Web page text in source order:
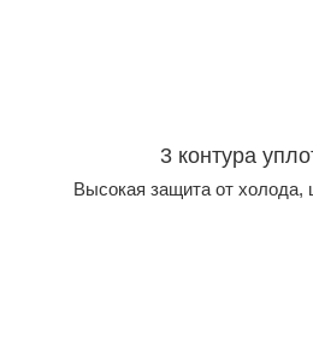
3 контура
Высокая защита от холода,